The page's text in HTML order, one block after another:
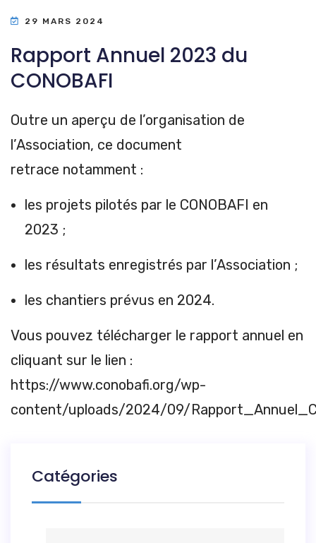
29 MARS 2024
Rapport Annuel 2023 du
CONOBAFI
Outre un aperçu de l’organisation de
l’Association, ce document
retrace notamment :
les projets pilotés par le CONOBAFI en
2023 ;
les résultats enregistrés par l’Association ;
les chantiers prévus en 2024.
Vous pouvez télécharger le rapport annuel en
cliquant sur le lien :
https://www.conobafi.org/wp-
content/uploads/2024/09/
Catégories